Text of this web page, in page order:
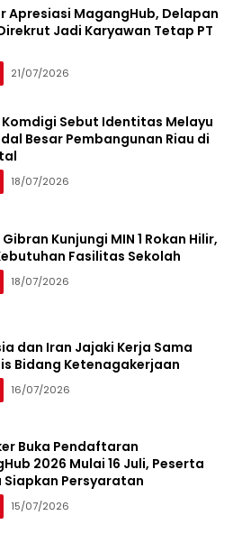
Apresiasi MagangHub, Delapan
Jadi Karyawan Tetap PT
21/07/2026
Sebut Identitas Melayu
Besar Pembangunan Riau di
18/07/2026
Kunjungi MIN 1 Rokan Hilir,
Fasilitas Sekolah
18/07/2026
dan Iran Jajaki Kerja Sama
Bidang Ketenagakerjaan
16/07/2026
Buka Pendaftaran
2026 Mulai 16 Juli, Peserta
Siapkan Persyaratan
15/07/2026